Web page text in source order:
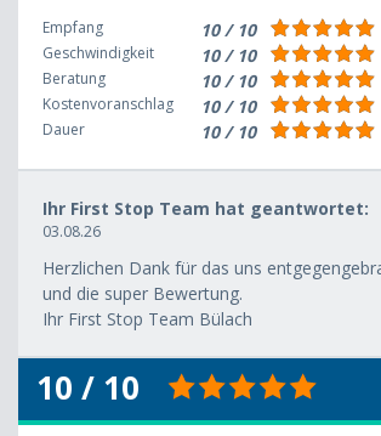
Empfang 10 / 10
Geschwindigkeit 10 / 10
Beratung 10 / 10
Kostenvoranschlag 10 / 10
Dauer 10 / 10
Ihr First Stop Team hat geantwortet:
03.08.26
Herzlichen Dank für das uns
und die super Bewertung.
Ihr First Stop Team Bülach
10 / 10